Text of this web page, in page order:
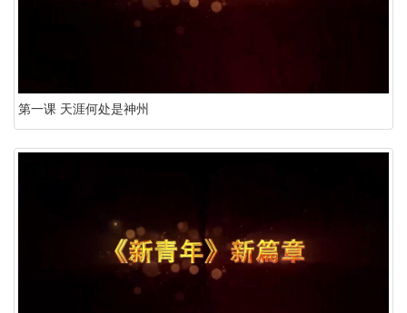
第一课 天涯何处是神州